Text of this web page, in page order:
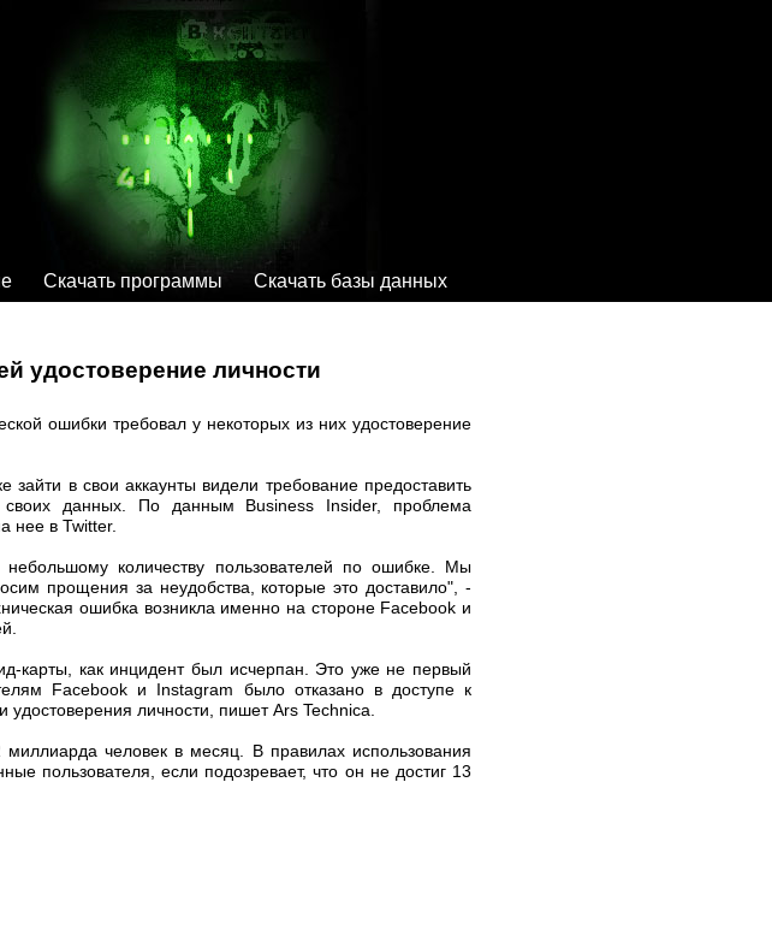
Скачать программы Скачать базы данных
удостоверение личности
ошибки требовал у некоторых из них удостоверение
в свои аккаунты видели требование предоставить
своих данных. По данным Business Insider, проблема
нее в Twitter.
количеству пользователей по ошибке. Мы
прощения за неудобства, которые это доставило", -
ошибка возникла именно на стороне Facebook и
карты, как инцидент был исчерпан. Это уже не первый
Facebook и Instagram было отказано в доступе к
удостоверения личности, пишет Ars Technica.
человек в месяц. В правилах использования
пользователя, если подозревает, что он не достиг 13